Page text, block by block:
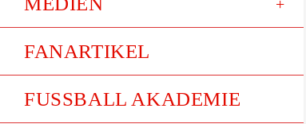
FANARTIKEL
FUSSBALL AKADEMIE